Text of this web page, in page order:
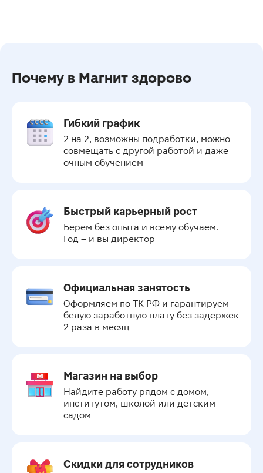
Почему в Магнит здорово
Гибкий график
2 на 2, возможны подработки, можно
совмещать с другой работой и даже
очным обучением
Быстрый карьерный рост
Берем без опыта и всему обучаем.
Год – и вы директор
Официальная занятость
Оформляем по ТК РФ и гарантируем
белую заработную плату без задержек
2 раза в месяц
Магазин на выбор
Найдите работу рядом с домом,
институтом, школой или детским
садом
Скидки для сотрудников